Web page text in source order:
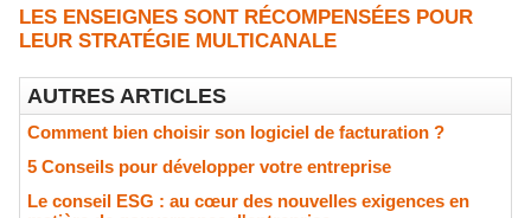
LES ENSEIGNES SONT RÉCOMPENSÉES POUR
LEUR STRATÉGIE MULTICANALE
AUTRES ARTICLES
Comment bien choisir son logiciel de facturation ?
5 Conseils pour développer votre entreprise
Le conseil ESG : au cœur des nouvelles exigences en